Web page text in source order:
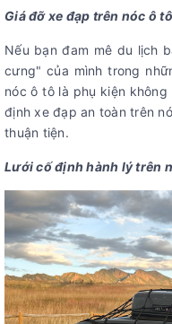
Giá đỡ xe đạp trên nóc ô tô
Nếu bạn đam mê du lịch
cưng" của mình trong
nóc ô tô là phụ kiện
định xe đạp an toàn trên
thuận tiện.
Lưới cố định hành lý trên